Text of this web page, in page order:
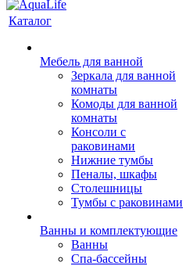
Каталог
Мебель для ванной
Зеркала для ванной
комнаты
Комоды для ванной
комнаты
Консоли с
раковинами
Нижние тумбы
Пеналы, шкафы
Столешницы
Тумбы с раковинами
Ванны и комплектующие
Ванны
Спа-бассейны